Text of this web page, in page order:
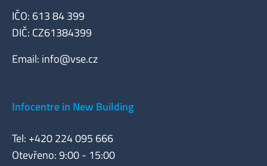
IČO: 613 84 399
DIČ: CZ61384399
Email: info@vse.cz
Infocentre in New Building
Tel: +420 224 095 666
Otevřeno: 9:00 - 15:00